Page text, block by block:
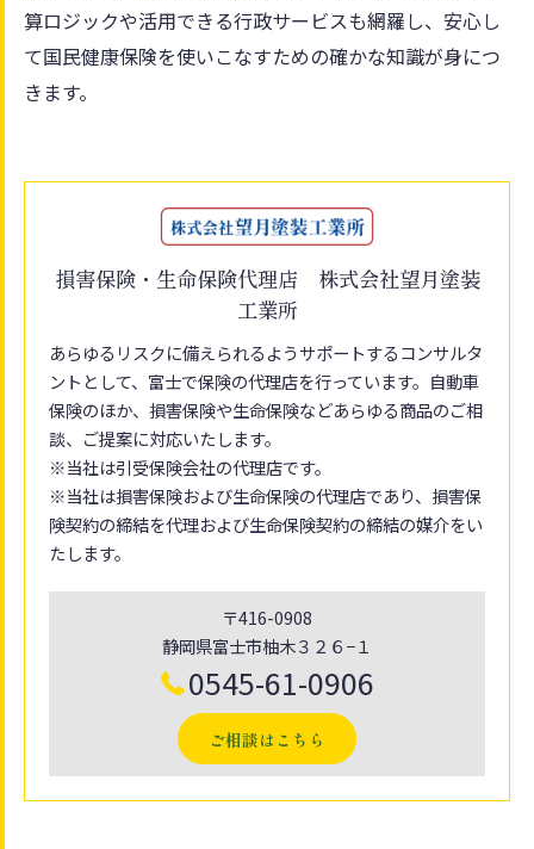
算ロジックや活用できる行政サービスも網羅し、安心し
て国民健康保険を使いこなすための確かな知識が身につ
きます。
損害保険・生命保険代理店 株式会社望月塗装
工業所
あらゆるリスクに備えられるようサポートするコンサルタ
ントとして、富士で保険の代理店を行っています。自動車
保険のほか、損害保険や生命保険などあらゆる商品のご相
談、ご提案に対応いたします。
※当社は引受保険会社の代理店です。
※当社は損害保険および生命保険の代理店であり、損害保
険契約の締結を代理および生命保険契約の締結の媒介をい
たします。
〒416-0908
静岡県富士市柚木３２６−１
0545-61-0906
ご相談はこちら